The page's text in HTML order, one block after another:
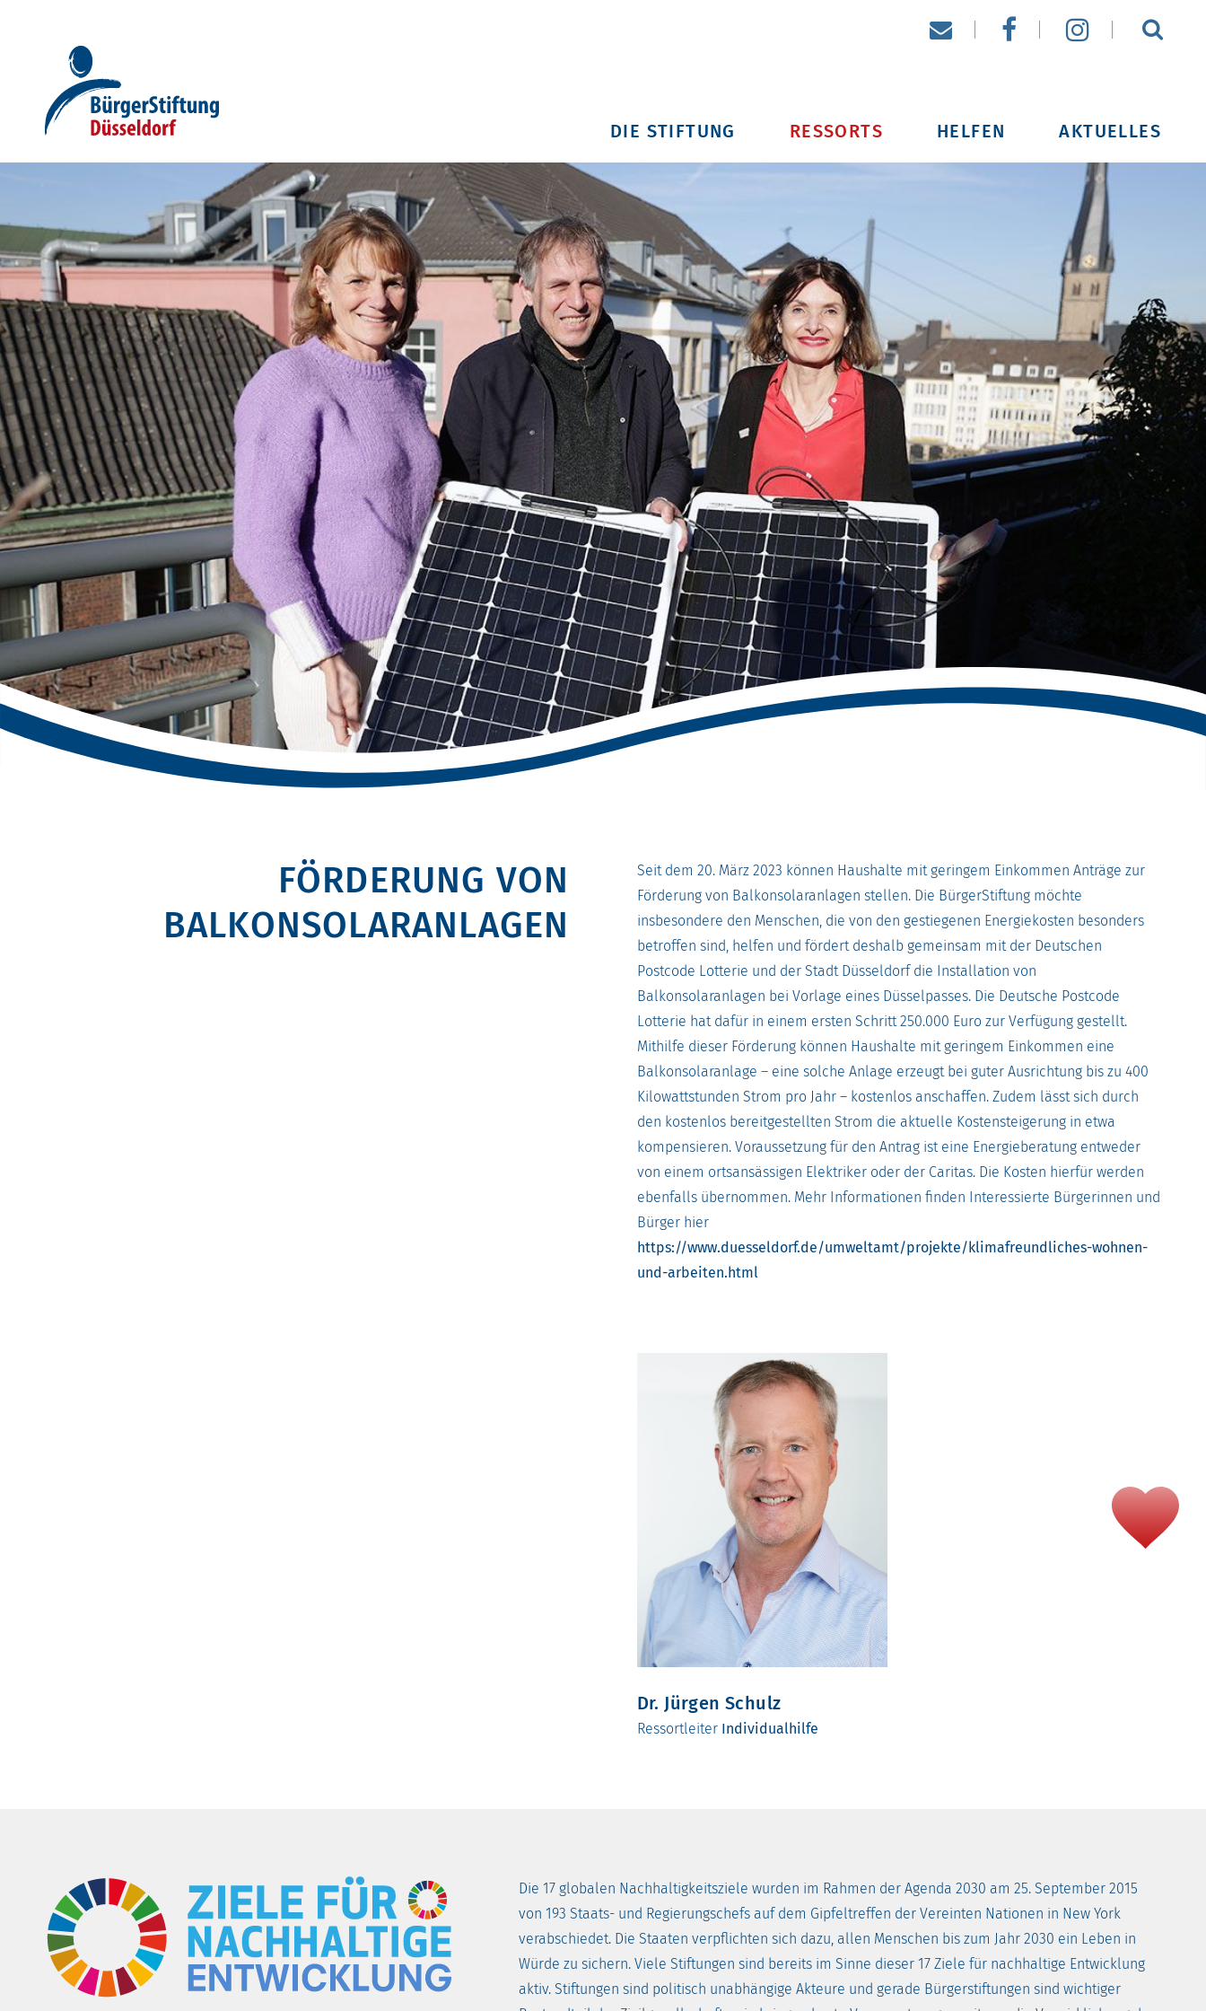
DIE STIFTUNG RESSORTS HELFEN AKTUELLES
FÖRDERUNG VON
BALKONSOLARANLAGEN
Seit dem 20. März 2023 können Haushalte mit geringem Einkommen Anträge zur
Förderung von Balkonsolaranlagen stellen. Die BürgerStiftung möchte
insbesondere den Menschen, die von den gestiegenen Energiekosten besonders
betroffen sind, helfen und fördert deshalb gemeinsam mit der Deutschen
Postcode Lotterie und der Stadt Düsseldorf die Installation von
Balkonsolaranlagen bei Vorlage eines Düsselpasses. Die Deutsche Postcode
Lotterie hat dafür in einem ersten Schritt 250.000 Euro zur Verfügung gestellt.
Mithilfe dieser Förderung können Haushalte mit geringem Einkommen eine
Balkonsolaranlage – eine solche Anlage erzeugt bei guter Ausrichtung bis zu 400
Kilowattstunden Strom pro Jahr – kostenlos anschaffen. Zudem lässt sich durch
den kostenlos bereitgestellten Strom die aktuelle Kostensteigerung in etwa
kompensieren. Voraussetzung für den Antrag ist eine Energieberatung entweder
von einem ortsansässigen Elektriker oder der Caritas. Die Kosten hierfür werden
ebenfalls übernommen. Mehr Informationen finden Interessierte Bürgerinnen und
Bürger hier
https://www.duesseldorf.de/umweltamt/projekte/klimafreundliches-wohnen-
und-arbeiten.html
Dr. Jürgen Schulz
Ressortleiter Individualhilfe
Die 17 globalen Nachhaltigkeitsziele wurden im Rahmen der Agenda 2030 am 25. September 2015
von 193 Staats- und Regierungschefs auf dem Gipfeltreffen der Vereinten Nationen in New York
verabschiedet. Die Staaten verpflichten sich dazu, allen Menschen bis zum Jahr 2030 ein Leben in
Würde zu sichern. Viele Stiftungen sind bereits im Sinne dieser 17 Ziele für nachhaltige Entwicklung
aktiv. Stiftungen sind politisch unabhängige Akteure und gerade Bürgerstiftungen sind wichtiger